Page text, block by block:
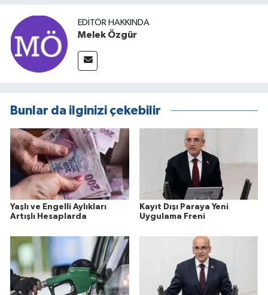
EDITÖR HAKKINDA
Melek Özgür
Bunlar da ilginizi çekebilir
Yaşlı ve Engelli Aylıkları
Artışlı Hesaplarda
Kayıt Dışı Paraya Yeni
Uygulama Freni